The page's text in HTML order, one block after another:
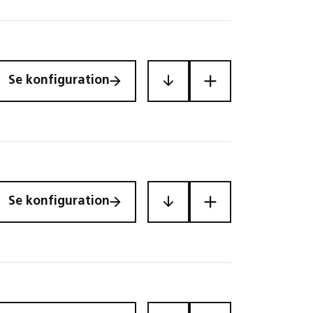
EFC1P2
MAC12
EFC1P2
Se konfiguration
MAC12
Se konfiguration